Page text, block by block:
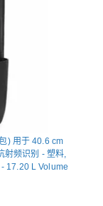
) 用于 40.6 cm
射频识别 - 塑料,
17.20 L Volume